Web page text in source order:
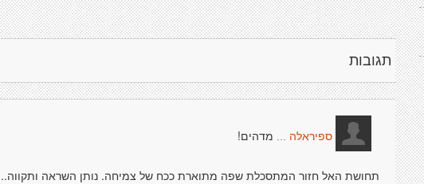
תגובות
ספיראלה ... מדהים!
תחושת האל חזור המתסכלת שפה מתוארת ככח של צמיחה. נותן השראה